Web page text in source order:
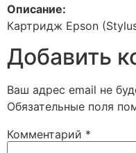
Описание:
Картридж Epson
Добавить
Ваш адрес email не
Обязательные поля
Комментарий *